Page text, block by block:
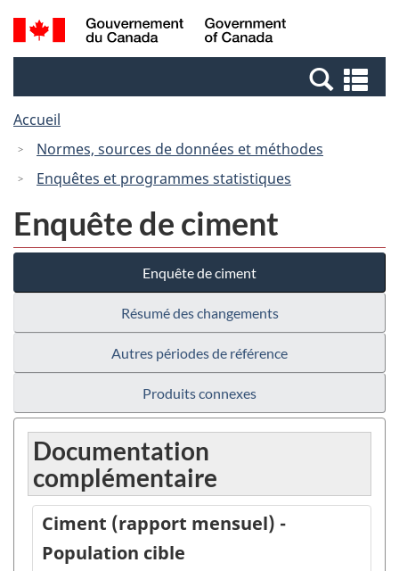
Passer
au
Passer
à
Canada
Recherche
et
et
Accueil
Normes, sources de données et méthodes
Enquêtes et programmes statistiques
Enquête de ciment
Enquête de ciment
Résumé des changements
Autres périodes de référence
Produits connexes
Documentation
complémentaire
Ciment (rapport mensuel) -
Population cible